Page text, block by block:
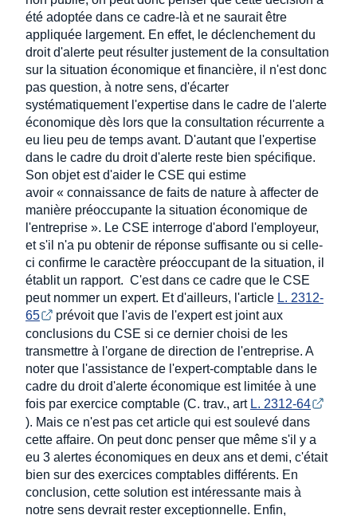
été adoptée dans ce cadre-là et ne saurait être
appliquée largement. En effet, le déclenchement du
droit d'alerte peut résulter justement de la consultation
sur la situation économique et financière, il n'est donc
pas question, à notre sens, d'écarter
systématiquement l'expertise dans le cadre de l'alerte
économique dès lors que la consultation récurrente a
eu lieu peu de temps avant. D'autant que l'expertise
dans le cadre du droit d'alerte reste bien spécifique.
Son objet est d'aider le CSE qui estime
avoir « connaissance de faits de nature à affecter de
manière préoccupante la situation économique de
l'entreprise ». Le CSE interroge d'abord l'employeur,
et s'il n'a pu obtenir de réponse suffisante ou si celle-
ci confirme le caractère préoccupant de la situation, il
établit un rapport. C'est dans ce cadre que le CSE
peut nommer un expert. Et d'ailleurs, l'article L. 2312-
65
prévoit que l'avis de l'expert est joint aux
conclusions du CSE si ce dernier choisi de les
transmettre à l'organe de direction de l'entreprise. A
noter que l'assistance de l'expert-comptable dans le
cadre du droit d'alerte économique est limitée à une
fois par exercice comptable (C. trav., art L. 2312-64
). Mais ce n'est pas cet article qui est soulevé dans
cette affaire. On peut donc penser que même s'il y a
eu 3 alertes économiques en deux ans et demi, c'était
bien sur des exercices comptables différents. En
conclusion, cette solution est intéressante mais à
notre sens devrait rester exceptionnelle. Enfin,